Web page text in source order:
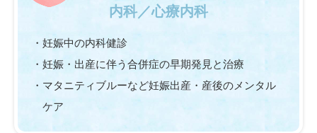
内科／心療内科
・妊娠中の内科健診
・妊娠・出産に伴う合併症の早期発見と治療
・マタニティブルーなど妊娠出産・産後のメンタル
ケア